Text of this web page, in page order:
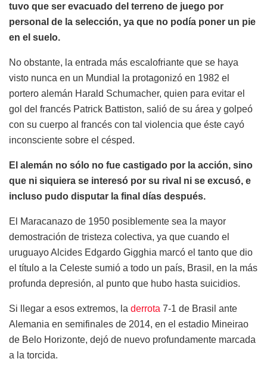
tuvo que ser evacuado del terreno de juego por
personal de la selección, ya que no podía poner un pie
en el suelo.
No obstante, la entrada más escalofriante que se haya
visto nunca en un Mundial la protagonizó en 1982 el
portero alemán Harald Schumacher, quien para evitar el
gol del francés Patrick Battiston, salió de su área y golpeó
con su cuerpo al francés con tal violencia que éste cayó
inconsciente sobre el césped.
El alemán no sólo no fue castigado por la acción, sino
que ni siquiera se interesó por su rival ni se excusó, e
incluso pudo disputar la final días después.
El Maracanazo de 1950 posiblemente sea la mayor
demostración de tristeza colectiva, ya que cuando el
uruguayo Alcides Edgardo Gigghia marcó el tanto que dio
el título a la Celeste sumió a todo un país, Brasil, en la más
profunda depresión, al punto que hubo hasta suicidios.
Si llegar a esos extremos, la derrota 7-1 de Brasil ante
Alemania en semifinales de 2014, en el estadio Mineirao
de Belo Horizonte, dejó de nuevo profundamente marcada
a la torcida.